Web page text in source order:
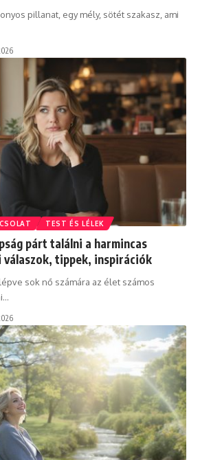
pillanat, egy mély, sötét szakasz, ami
TEST ÉS LÉLEK
párt találni a harmincas
válaszok, tippek, inspirációk
sok nő számára az élet számos
…